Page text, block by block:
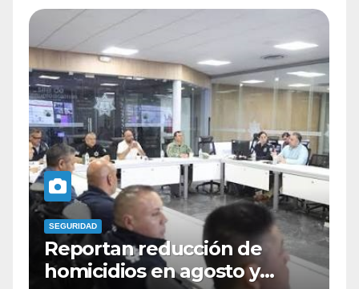
SEGURIDAD
Identifican como Zeus al
tigre de Bengala asegurado